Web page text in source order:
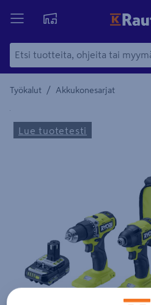
Työkalut / Akkukonesarjat
Yksityiskohtainen kuvaus
Lue tuotetesti